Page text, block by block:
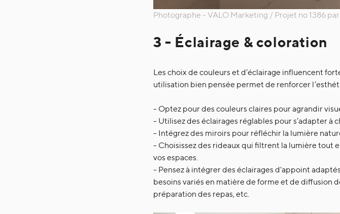
Photographe - VALO Marketing / Projet no 1386 par
3 - Éclairage & coloration
Les choix de couleurs et d’éclairage influencent
utilisation bien pensée permet de renforcer
- Optez pour des couleurs claires pour agrandir
- Utilisez des éclairages réglables pour s’adapter à
- Intégrez des miroirs pour réfléchir la lumière
- Choisissez des rideaux qui filtrent la lumière tout
vos espaces.
- Pensez à intégrer des éclairages d'appoint
besoins variés en matière de forme et de diffusion
préparation des repas, etc.